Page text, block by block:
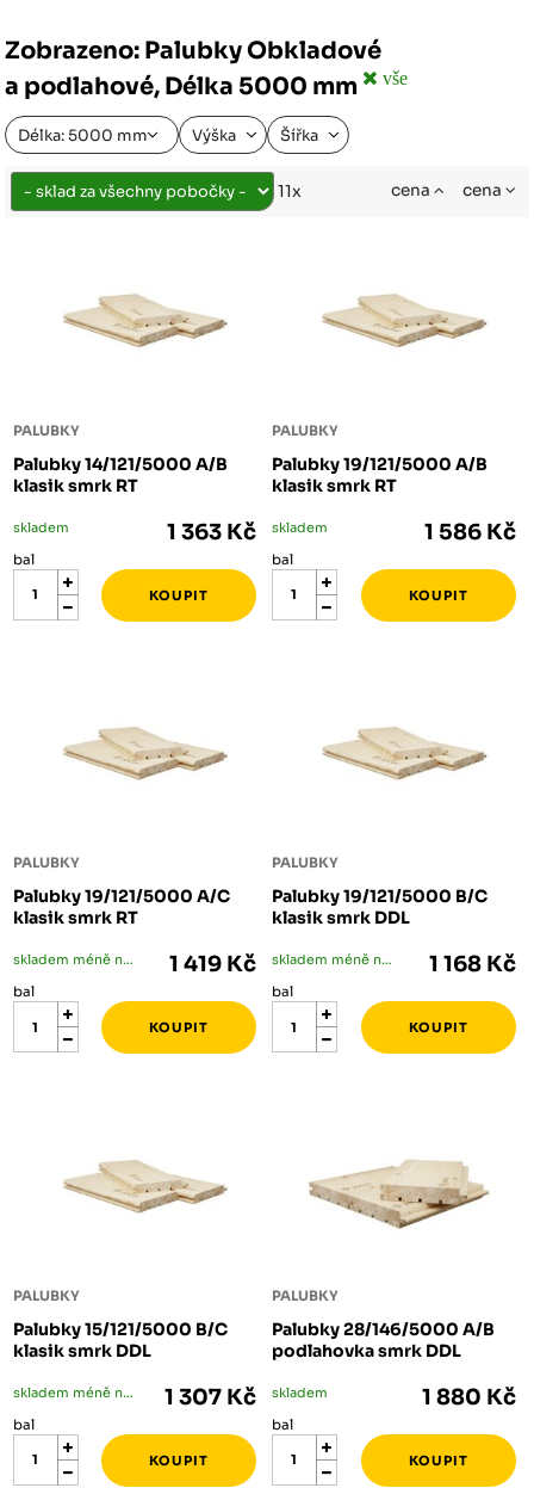
Zobrazeno: Palubky Obkladové
a podlahové, Délka 5000 mm
vše
Délka: 5000 mm Výška Šířka
11x cena cena
PALUBKY
Palubky 14/121/5000 A/B
klasik smrk RT
skladem 1 363 Kč
bal
PALUBKY
Palubky 19/121/5000 A/B
klasik smrk RT
skladem 1 586 Kč
bal
PALUBKY
Palubky 19/121/5000 A/C
klasik smrk RT
skladem méně než 5 bal 1 419 Kč
bal
PALUBKY
Palubky 19/121/5000 B/C
klasik smrk DDL
skladem méně než 5 bal 1 168 Kč
bal
PALUBKY
Palubky 15/121/5000 B/C
klasik smrk DDL
skladem méně než 5 bal 1 307 Kč
bal
PALUBKY
Palubky 28/146/5000 A/B
podlahovka smrk DDL
skladem 1 880 Kč
bal